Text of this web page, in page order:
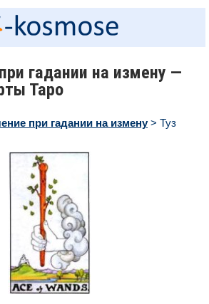
гадании на измену —
Таро
при гадании на измену> Туз